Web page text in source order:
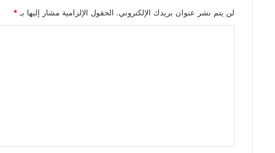
لن يتم نشر عنوان بريدك الإلكتروني. الحقول الإلزامية مشار إليها بـ*